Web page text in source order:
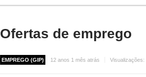
Ofertas de emprego
EMPREGO (GIP) 12 anos 1 mês atrás Visualizações: